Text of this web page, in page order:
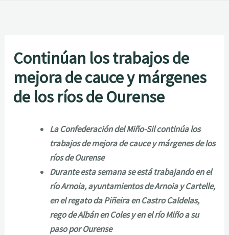
Continúan los trabajos de
mejora de cauce y márgenes
de los ríos de Ourense
La Confederación del Miño-Sil continúa los
trabajos de mejora de cauce y márgenes de los
ríos de Ourense
Durante esta semana se está trabajando en el
río Arnoia, ayuntamientos de Arnoia y Cartelle,
en el regato da Piñeira en Castro Caldelas,
rego de Albán en Coles y en el río Miño a su
paso por Ourense